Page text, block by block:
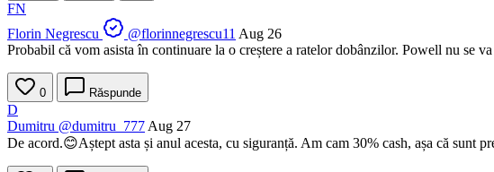
FN
Florin Negrescu
@florinnegrescu11 Aug 26
Probabil că vom asista în continuare la o creștere a ratelor dobânzilor. Powell nu se
0 Răspunde
D
Dumitru @dumitru_777 Aug 27
De acord.😊Aștept asta și anul acesta, cu siguranță. Am cam 30% cash, așa că sunt